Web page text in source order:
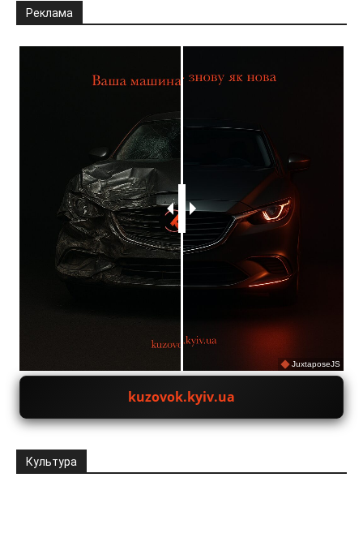
Реклама
JuxtaposeJS
kuzovok.kyiv.ua
Культура